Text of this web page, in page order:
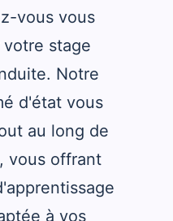
vous vous
stage
Notre
d'état vous
au long de
vous offrant
à vos